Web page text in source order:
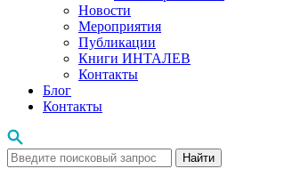
Новости
Мероприятия
Публикации
Книги ИНТАЛЕВ
Контакты
Блог
Контакты
Найти